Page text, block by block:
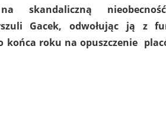
skandaliczną
Gacek, odwołując ją z
końca roku na opuszczenie